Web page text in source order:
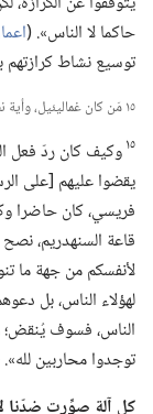
حاكما لا الناس».‏ (‏اعمال
توسيع نشاط كرازتهم
١٥ مَن كان غماليئيل،‏ وأية نصيحة اعطاها للمقاومين الدينيين لأتباع يسوع؟‏
١٥وكيف كان ردّ فعل
يقضوا عليهم [على
فريسي،‏ كان حاضرا
قاعة السنهدريم،‏ نصح
لأنفسكم من جهة ما
لهؤلاء الناس،‏ بل
الناس،‏ فسوف يُنقض؛‏
توجدوا محاربين
كل آلة صوِّرت ضدّنا